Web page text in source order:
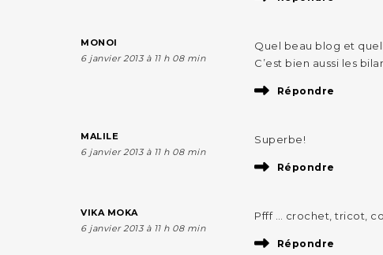
MONOI
6 janvier 2013 à 11 h 08 min
Quel beau blog et
C’est bien aussi les
Répondre
MALILE
6 janvier 2013 à 11 h 08 min
Superbe!
Répondre
VIKA MOKA
6 janvier 2013 à 11 h 08 min
Pfff … crochet, tricot,
Répondre